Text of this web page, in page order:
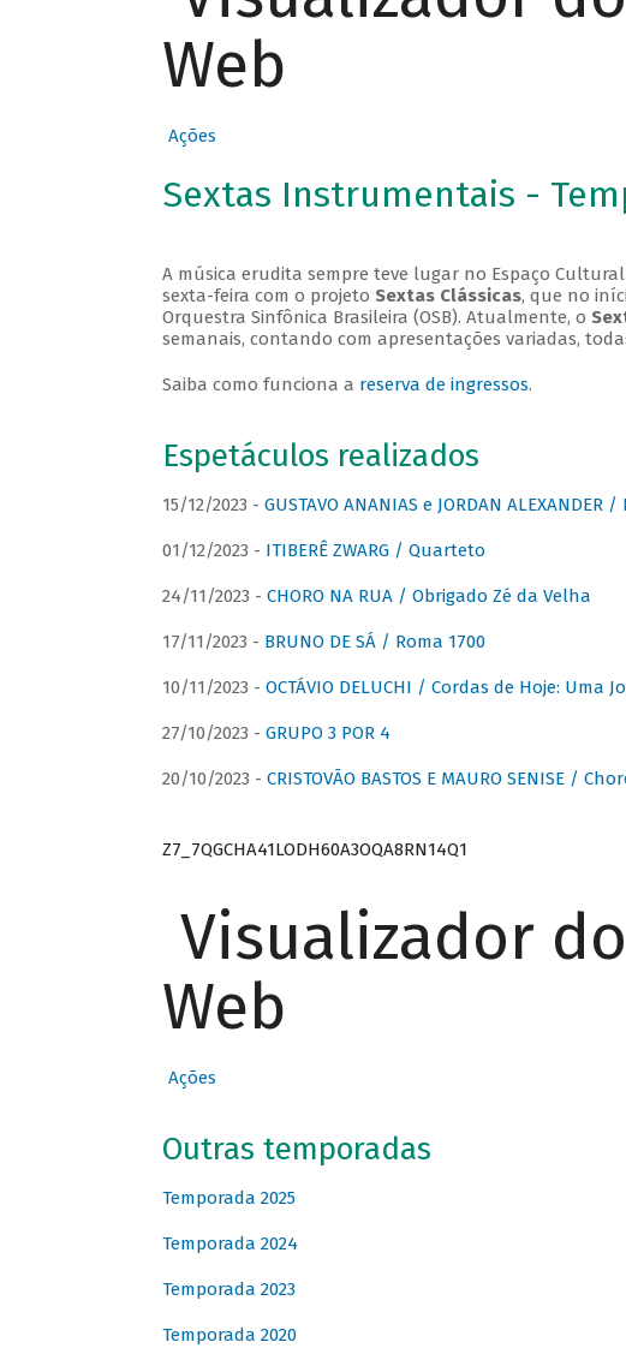
Web
Ações
Sextas Instrumentais -
A música erudita sempre teve lugar no Espaço
sexta-feira com o projeto Sextas Clássicas, que no
Orquestra Sinfônica Brasileira (OSB). Atualmente, o
semanais, contando com apresentações variadas,
Saiba como funciona a reserva de ingressos.
Espetáculos realizados
15/12/2023 - GUSTAVO ANANIAS e JORDAN
01/12/2023 - ITIBERÊ ZWARG / Quarteto
24/11/2023 - CHORO NA RUA / Obrigado Zé da Velha
17/11/2023 - BRUNO DE SÁ / Roma 1700
10/11/2023 - OCTÁVIO DELUCHI / Cordas de Hoje:
27/10/2023 - GRUPO 3 POR 4
20/10/2023 - CRISTOVÃO BASTOS E MAURO SENISE /
Z7_7QGCHA41LODH60A3OQA8RN14Q1
Visualizador
Web
Ações
Outras temporadas
Temporada 2025
Temporada 2024
Temporada 2023
Temporada 2020